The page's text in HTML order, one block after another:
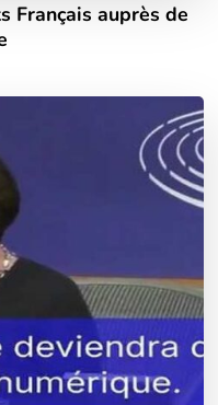
Français auprès de